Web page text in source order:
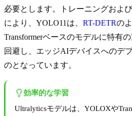
必要とします。トレーニングおよ
により、YOLO11は、 RT-DETRの
Transformerベースのモデルに特有
回避し、エッジAIデバイスへのデ
のとなっています。
効率的な学習
Ultralyticsモデルは、YOLOXや